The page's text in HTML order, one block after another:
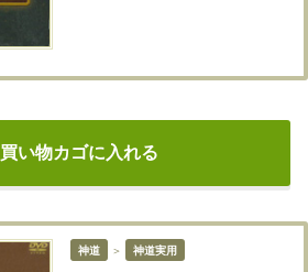
買い物カゴに入れる
神道 ＞ 神道実用